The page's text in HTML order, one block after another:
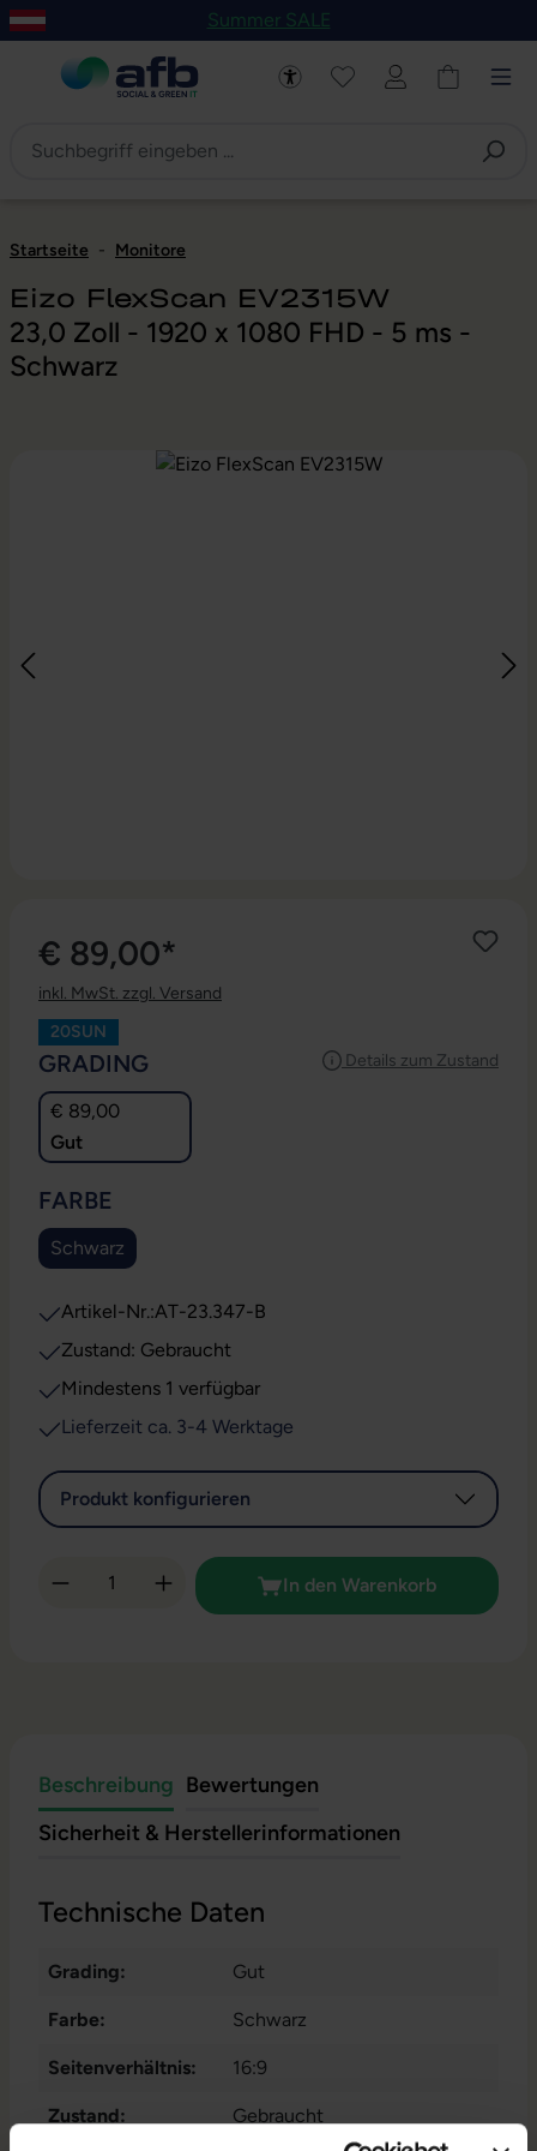
Hauptinhalt springen
Zur Navigation der B2B-Plattform springen
Summer SALE
Startseite - Monitore
Eizo FlexScan EV2315W
23,0 Zoll - 1920 x 1080 FHD - 5 ms -
Schwarz
Bildergalerie überspringen
€ 89,00*
inkl. MwSt. zzgl. Versand
20SUN
Details zum Zustand
GRADING
€ 89,00
Gut
FARBE
Schwarz
Artikel-Nr.:AT-23.347-B
Zustand: Gebraucht
Mindestens 1 verfügbar
Lieferzeit ca. 3-4 Werktage
Produkt konfigurieren
Produkt Anzahl: Gib den gewünschten
In den Warenkorb
Beschreibung Bewertungen
Sicherheit & Herstellerinformationen
Technische Daten
Grading: Gut
Farbe: Schwarz
Seitenverhältnis: 16:9
Zustand: Gebraucht